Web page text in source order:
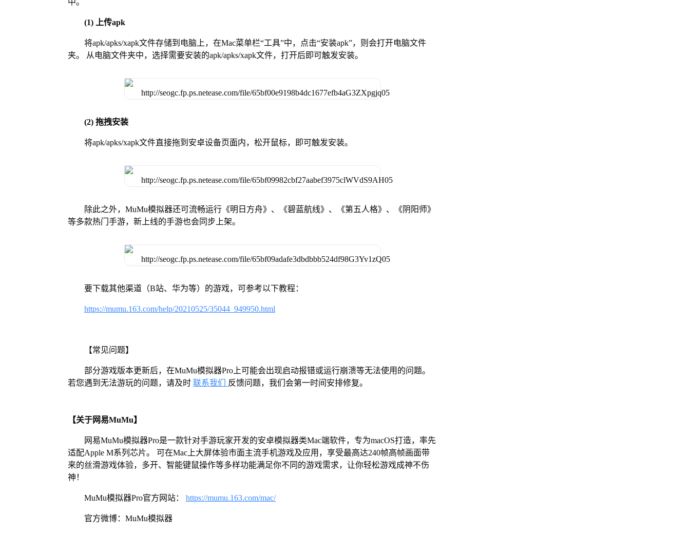
中。
(1) 上传apk
将apk/apks/xapk文件存储到电脑上，在Mac菜单栏“工具”中，点击“安装apk”，则会打开电脑文件
夹。 从电脑文件夹中，选择需要安装的apk/apks/xapk文件，打开后即可触发安装。
(2) 拖拽安装
将apk/apks/xapk文件直接拖到安卓设备页面内，松开鼠标，即可触发安装。
除此之外，MuMu模拟器还可流畅运行《明日方舟》、《碧蓝航线》、《第五人格》、《阴阳师》
等多款热门手游，新上线的手游也会同步上架。
要下载其他渠道（B站、华为等）的游戏，可参考以下教程：
https://mumu.163.com/help/20210525/35044_949950.html
【常见问题】
部分游戏版本更新后，在MuMu模拟器Pro上可能会出现启动报错或运行崩溃等无法使用的问题。
若您遇到无法游玩的问题，请及时 联系我们 反馈问题，我们会第一时间安排修复。
【关于网易MuMu】
网易MuMu模拟器Pro是一款针对手游玩家开发的安卓模拟器类Mac端软件，专为macOS打造，率先
适配Apple M系列芯片。 可在Mac上大屏体验市面主流手机游戏及应用，享受最高达240帧高帧画面带
来的丝滑游戏体验，多开、智能键鼠操作等多样功能满足你不同的游戏需求，让你轻松游戏成神不伤
神！
MuMu模拟器Pro官方网站： https://mumu.163.com/mac/
官方微博：MuMu模拟器